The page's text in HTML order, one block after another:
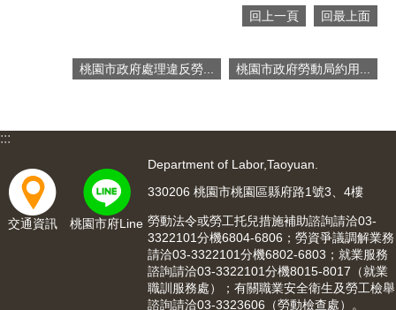
政
府
網
站
回上一頁 回最上面
桃園市政府處理違反勞... 桃園市政府勞動局約用...
:::
交通資訊 桃園市府Line
Department of Labor,Taoyuan.
330206 桃園市桃園區縣府路1號3、4樓
勞動法令或勞工托兒措施補助諮詢請洽03-
3322101分機6804-6806；勞資爭議調解業務
請洽03-3322101分機6802-6803；就業服務
諮詢請洽03-3322101分機8015-8017（就業
職訓服務處）；有關職業安全衛生及勞工檢舉
諮詢請洽03-3323606（勞動檢查處）。